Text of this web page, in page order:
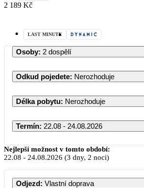
2 189 Kč
LAST MINUTE
Osoby: 2 dospělí
Odkud pojedete: Nerozhoduje
Délka pobytu: Nerozhoduje
Termín: 22.08 - 24.08.2026
Srpen 2026
PO ÚT ST ČT PÁ
Nejlepší možnost v tomto období:
22.08 - 24.08.2026 (3 dny, 2 noci)
Odjezd: Vlastní doprava